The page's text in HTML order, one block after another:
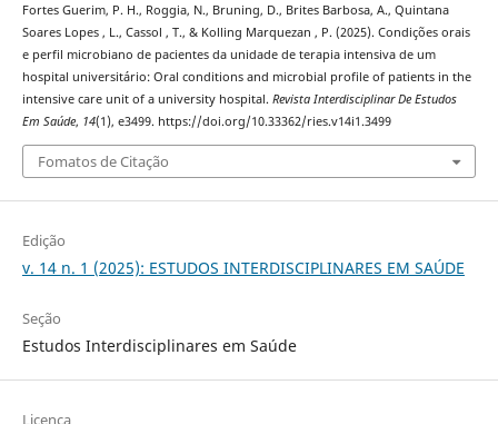
Fortes Guerim, P. H., Roggia, N., Bruning, D., Brites Barbosa, A., Quintana
Soares Lopes , L., Cassol , T., & Kolling Marquezan , P. (2025). Condições orais
e perfil microbiano de pacientes da unidade de terapia intensiva de um
hospital universitário: Oral conditions and microbial profile of patients in the
intensive care unit of a university hospital. Revista Interdisciplinar De Estudos
Em Saúde, 14(1), e3499. https://doi.org/10.33362/ries.v14i1.3499
Fomatos de Citação
Edição
v. 14 n. 1 (2025): ESTUDOS INTERDISCIPLINARES EM SAÚDE
Seção
Estudos Interdisciplinares em Saúde
Licença